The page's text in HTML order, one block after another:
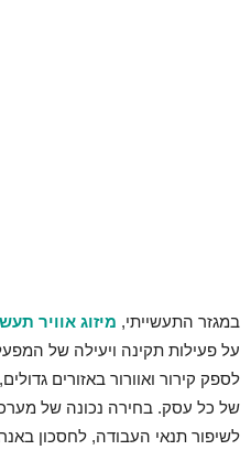
במגזר התעשייתי, מיזוג אוויר
על פעילות תקינה ויעילה של
לספק קירור ואוורור באזורים
של כל עסק. בחירה נכונה של
לשיפור תנאי העבודה, לחסכון